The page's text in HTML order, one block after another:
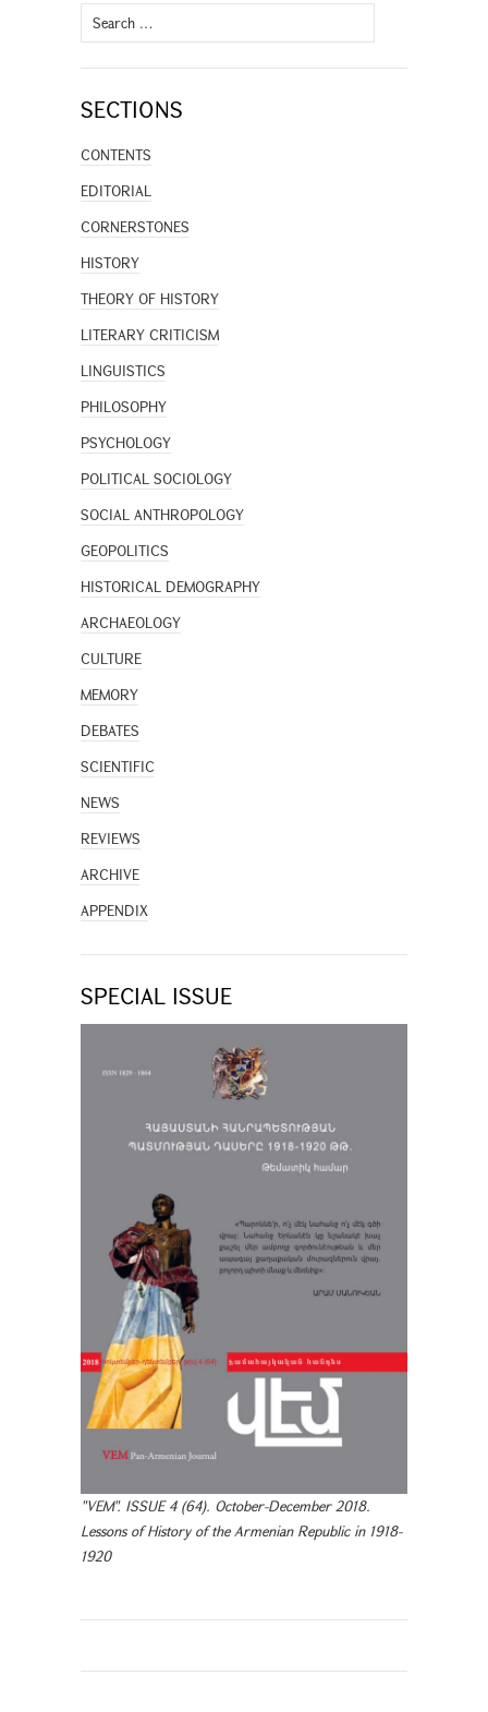
Search
for:
SECTIONS
CONTENTS
EDITORIAL
CORNERSTONES
HISTORY
THEORY OF HISTORY
LITERARY CRITICISM
LINGUISTICS
PHILOSOPHY
PSYCHOLOGY
POLITICAL SOCIOLOGY
SOCIAL ANTHROPOLOGY
GEOPOLITICS
HISTORICAL DEMOGRAPHY
ARCHAEOLOGY
CULTURE
MEMORY
DEBATES
SCIENTIFIC
NEWS
REVIEWS
ARCHIVE
APPENDIX
SPECIAL ISSUE
"VEM". ISSUE 4 (64). October-December 2018.
Lessons of History of the Armenian Republic in 1918-
1920